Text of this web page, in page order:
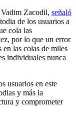
Zacodil, señaló
de los usuarios a
cola las
por lo que un error
las colas de miles
individuales nunca
usuarios en este
y más la
y comprometer